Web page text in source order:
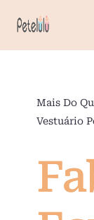
para
Mais Do
Vestuário